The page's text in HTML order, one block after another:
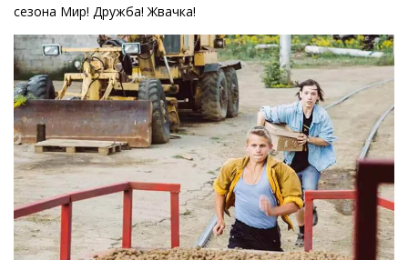
сезона Мир! Дружба! Жвачка!